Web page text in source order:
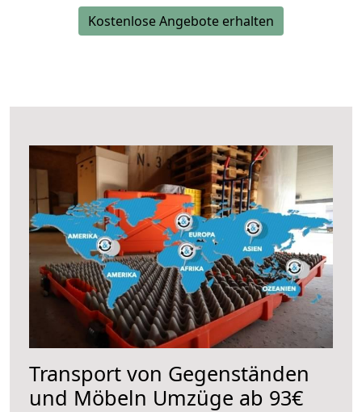
Kostenlose Angebote erhalten
Transport von Gegenständen
und Möbeln Umzüge ab 93€